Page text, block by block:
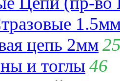
цепь 2мм
и тоглы 46